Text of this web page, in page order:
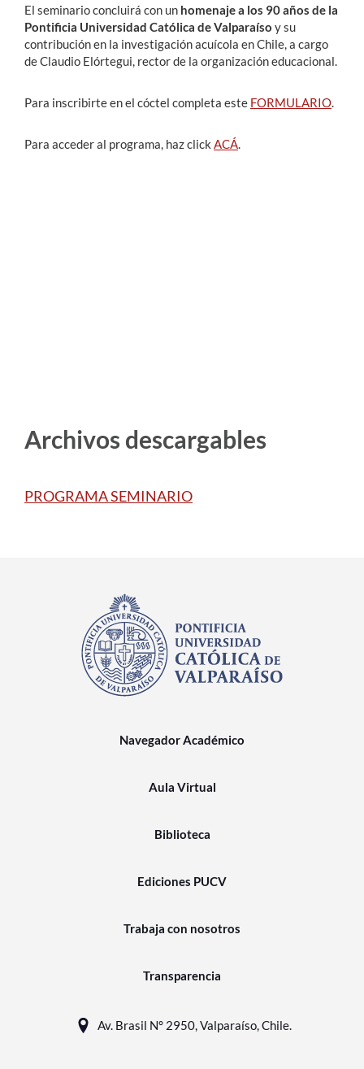
El seminario concluirá con un homenaje a los 90 años de la
Pontificia Universidad Católica de Valparaíso y su
contribución en la investigación acuícola en Chile, a cargo
de Claudio Elórtegui, rector de la organización educacional.
Para inscribirte en el cóctel completa este FORMULARIO.
Para acceder al programa, haz click ACÁ.
Archivos descargables
PROGRAMA SEMINARIO
Navegador Académico
Aula Virtual
Biblioteca
Ediciones PUCV
Trabaja con nosotros
Transparencia
Av. Brasil N° 2950, Valparaíso, Chile.